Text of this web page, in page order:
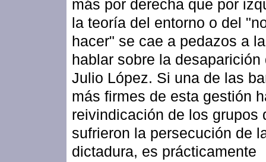
más por derecha que por
la teoría del entorno o del
hacer" se cae a pedazos a
hablar sobre la desaparición
Julio López. Si una de las
más firmes de esta gestión
reivindicación de los grupos
sufrieron la persecución de
dictadura, es prácticamente